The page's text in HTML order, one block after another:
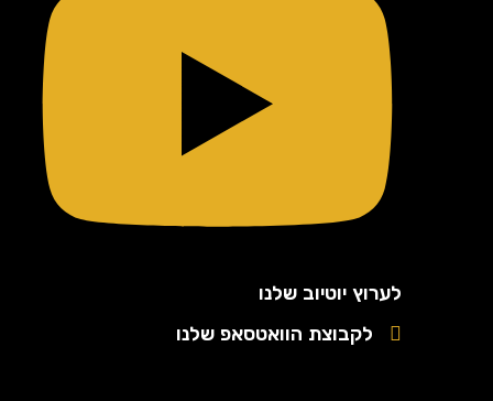
לערוץ יוטיוב שלנו
לקבוצת הוואטסאפ שלנו